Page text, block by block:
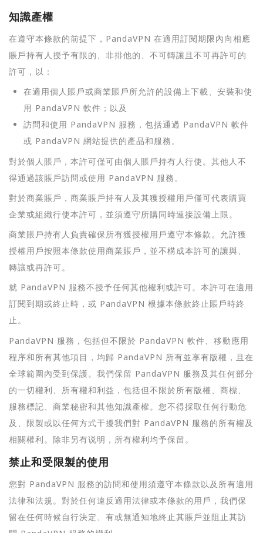
知識產權
在遵守本條款的前提下，PandaVPN 在適用訂閱期限內向相應
賬戶持有人授予有限的、非排他的、不可轉讓且不可再許可的
許可，以：
在適用個人賬戶或商業賬戶所允許的設備上下載、安裝和使
用 PandaVPN 軟件；以及
訪問和使用 PandaVPN 服務，包括通過 PandaVPN 軟件
或 PandaVPN 網站提供的產品和服務。
對於個人賬戶，本許可僅可由個人賬戶持有人行使。其他人不
得通過該賬戶訪問或使用 PandaVPN 服務。
對於商業賬戶，商業賬戶持有人及其獲授權用戶僅可代表購買
企業或組織行使本許可，並須遵守所購同時連接設備上限。
商業賬戶持有人負責確保所有獲授權用戶遵守本條款。允許獲
授權用戶按照本條款使用商業賬戶，並不構成本許可的讓與、
轉讓或再許可。
就 PandaVPN 服務不授予任何其他權利或許可。本許可在適用
訂閱到期或終止時，或 PandaVPN 根據本條款終止賬戶時終
止。
PandaVPN 服務，包括但不限於 PandaVPN 軟件、移動應用
程序和所有其他項目，均歸 PandaVPN 所有並享有版權，且在
全球範圍內受到保護。我們保留 PandaVPN 服務及其任何部分
的一切權利、所有權和利益，包括但不限於所有版權、商標、
服務標記、商業秘密和其他知識產權。您不得採取任何行動危
及、限製或以任何方式干擾我們對 PandaVPN 服務的所有權及
相關權利。除非另有说明，所有權利均予保留。
禁止和受限製的使用
您對 PandaVPN 服務的訪問和使用須遵守本條款以及所有適用
法律和法規。對於任何違反適用法律或本條款的用戶，我們保
留在任何時候自行決定、有或無通知地終止其賬戶並阻止其訪